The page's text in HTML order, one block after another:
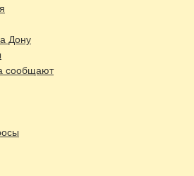
Дону
сообщают